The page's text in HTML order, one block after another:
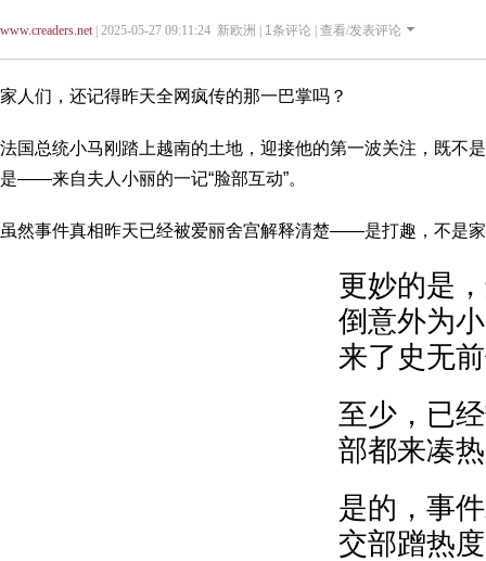
www.creaders.net| 2025-05-27 09:11:24 新欧洲 | 1条评论 | 查看/发表评论
家人们，还记得昨天全网疯传的那一巴掌吗？
法国总统小马刚踏上越南的土地，迎接他的第一波关注，既不
是——来自夫人小丽的一记“脸部互动”。
虽然事件真相昨天已经被爱丽舍宫解释清楚——是打趣，不是
更妙的是
倒意外为
来了史无
至少，已
部都来凑
是的，事
交部蹭热